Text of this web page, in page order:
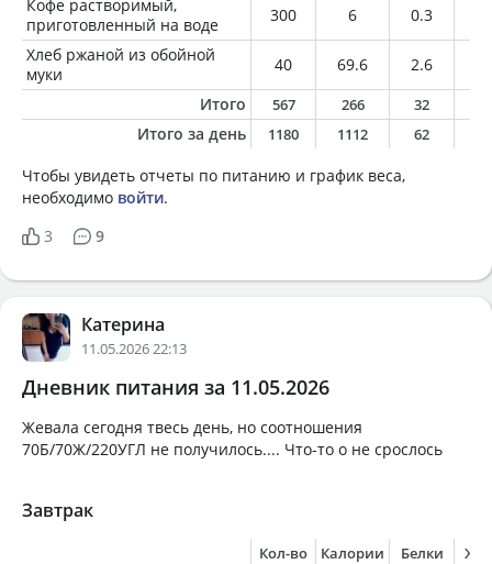
Кофе растворимый,
приготовленный на воде
300 6 0.3
Хлеб ржаной из обойной
муки
40 69.6 2.6
Итого
567 266 32
Итого за день 1180 1112 62
Чтобы увидеть отчеты по питанию и график веса,
необходимо войти.
3
9
Катерина
11.05.2026 22:13
Дневник питания за 11.05.2026
Жевала сегодня твесь день, но соотношения
70Б/70Ж/220УГЛ не получилось.... Что-то о не срослось
Завтрак
Кол-во Калории Белки